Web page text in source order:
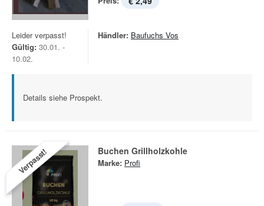
Leider verpasst!
Gültig: 30.01. -
10.02.
Händler: Baufuchs Vos
Details siehe Prospekt.
Verpasst! Buchen Grillholzkohle
Marke: Profi